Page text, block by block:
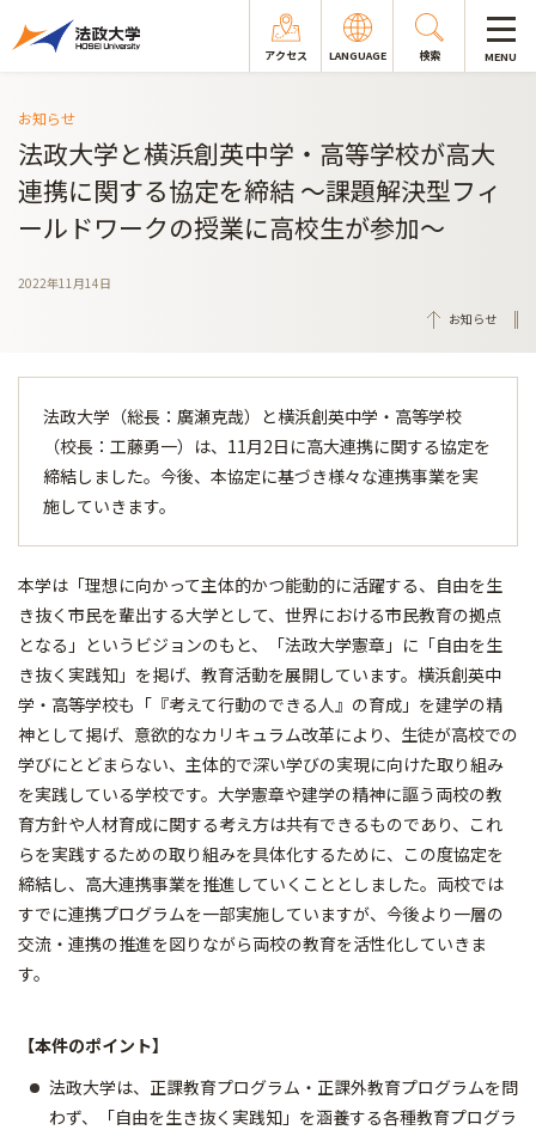
アクセス LANGUAGE 検索 MENU
お知らせ
法政大学と横浜創英中学・高等学校が高大
連携に関する協定を締結 ～課題解決型フィ
ールドワークの授業に高校生が参加～
2022年11月14日
お知らせ
法政大学（総長：廣瀬克哉）と横浜創英中学・高等学校
（校長：工藤勇一）は、11月2日に高大連携に関する協定を
締結しました。今後、本協定に基づき様々な連携事業を実
施していきます。
本学は「理想に向かって主体的かつ能動的に活躍する、自由を生
き抜く市民を輩出する大学として、世界における市民教育の拠点
となる」というビジョンのもと、「法政大学憲章」に「自由を生
き抜く実践知」を掲げ、教育活動を展開しています。横浜創英中
学・高等学校も「『考えて行動のできる人』の育成」を建学の精
神として掲げ、意欲的なカリキュラム改革により、生徒が高校での
学びにとどまらない、主体的で深い学びの実現に向けた取り組み
を実践している学校です。大学憲章や建学の精神に謳う両校の教
育方針や人材育成に関する考え方は共有できるものであり、これ
らを実践するための取り組みを具体化するために、この度協定を
締結し、高大連携事業を推進していくこととしました。両校では
すでに連携プログラムを一部実施していますが、今後より一層の
交流・連携の推進を図りながら両校の教育を活性化していきま
す。
【本件のポイント】
法政大学は、正課教育プログラム・正課外教育プログラムを問
わず、「自由を生き抜く実践知」を涵養する各種教育プログラ